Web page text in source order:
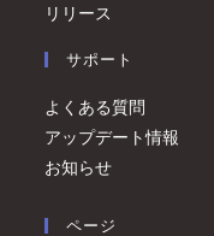
リリース
サポート
よくある質問
アップデート情報
お知らせ
ページ